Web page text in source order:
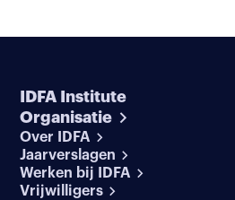
IDFA Institute
Organisatie
Over IDFA
Jaarverslagen
Werken bij IDFA
Vrijwilligers